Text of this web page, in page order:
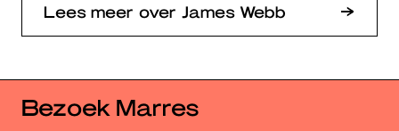
Lees meer over James Webb
Bezoek Marres